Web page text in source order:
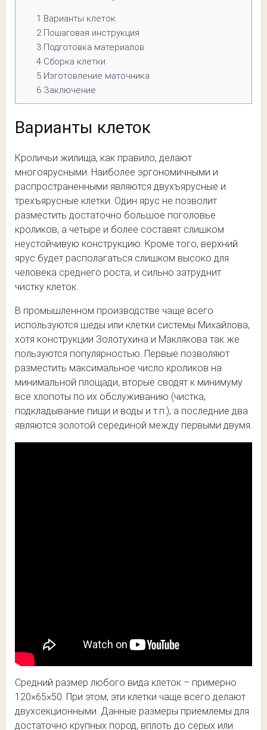
1 Варианты клеток
2Пошаговая инструкция
3 Подготовка материалов
4 Сборка клетки
5 Изготовление маточника
6 Заключение
Варианты клеток
Кроличьи жилища, как правило, делают
многоярусными. Наиболее эргономичными и
распространенными являются двухъярусные и
трехъярусные клетки. Один ярус не позволит
разместить достаточно большое поголовье
кроликов, а четыре и более составят слишком
неустойчивую конструкцию. Кроме того, верхний
ярус будет располагаться слишком высоко для
человека среднего роста, и сильно затруднит
чистку клеток.
В промышленном производстве чаще всего
используются шеды или клетки системы Михайлова,
хотя конструкции Золотухина и Маклякова так же
пользуются популярностью. Первые позволяют
разместить максимальное число кроликов на
минимальной площади, вторые сводят к минимуму
все хлопоты по их обслуживанию (чистка,
подкладывание пищи и воды и т.п.), а последние два
являются золотой серединой между первыми двумя.
Средний размер любого вида клеток – примерно
120×65×50. При этом, эти клетки чаще всего делают
двухсекционными. Данные размеры приемлемы для
достаточно крупных пород, вплоть до серых или